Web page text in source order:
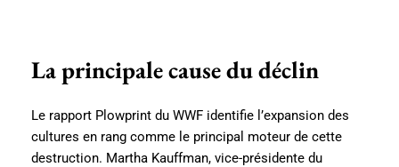
La principale cause du déclin
Le rapport Plowprint du WWF identifie l’expansion des
cultures en rang comme le principal moteur de cette
destruction. Martha Kauffman, vice-présidente du